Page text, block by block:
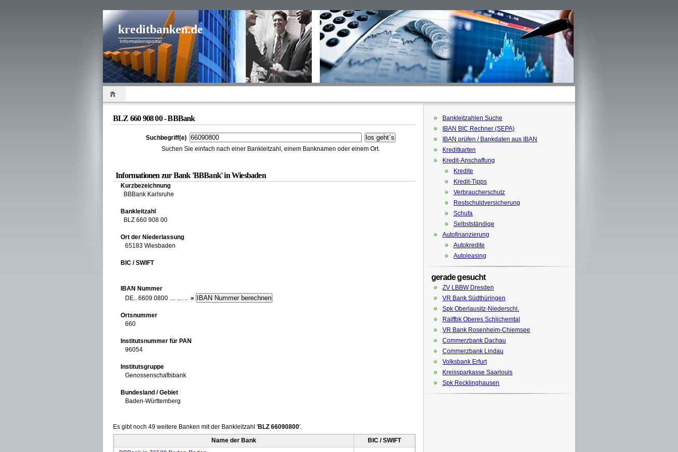
kreditbanken.de
Informationsportal
BLZ 660 908 00 - BBBank
Suchbegriff(e)
Suchen Sie einfach nach einer Bankleitzahl, einem Banknamen oder einem Ort.
Informationen zur Bank 'BBBank' in Wiesbaden
Kurzbezeichnung
BBBank Karlsruhe
Bankleitzahl
BLZ 660 908 00
Ort der Niederlassung
65183 Wiesbaden
BIC / SWIFT
IBAN Nummer
DE.. 6609 0800 .... .... .. »
Ortsnummer
660
Institutsnummer für PAN
96054
Institutsgruppe
Genossenschaftsbank
Bundesland / Gebiet
Baden-Württemberg
Es gibt noch 49 weitere Banken mit der Bankleitzahl 'BLZ 66090800'.
Name der Bank
BIC / SWIFT
Bankleitzahlen Suche
IBAN BIC Rechner (SEPA)
IBAN prüfen / Bankdaten aus IBAN
Kreditkarten
Kredit-Anschaffung
Kredite
Kredit-Tipps
Verbraucherschutz
Restschuldversicherung
Schufa
Selbstständige
Autofinanzierung
Autokredite
Autoleasing
gerade gesucht
ZV LBBW Dresden
VR Bank Südthüringen
Spk Oberlausitz-Niederschl.
Raiffbk Oberes Schlichemtal
VR Bank Rosenheim-Chiemsee
Commerzbank Dachau
Commerzbank Lindau
Volksbank Erfurt
Kreissparkasse Saarlouis
Spk Recklinghausen